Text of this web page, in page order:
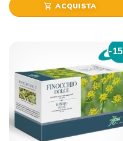
shopping_cart ACQUISTA
-15